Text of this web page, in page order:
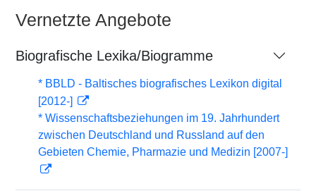
Vernetzte Angebote
Biografische Lexika/Biogramme
* BBLD - Baltisches biografisches Lexikon digital
[2012-]
* Wissenschaftsbeziehungen im 19. Jahrhundert
zwischen Deutschland und Russland auf den
Gebieten Chemie, Pharmazie und Medizin [2007-]